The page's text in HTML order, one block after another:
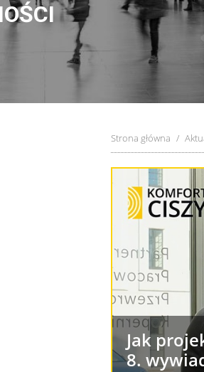
Strona główna
Jak
8.